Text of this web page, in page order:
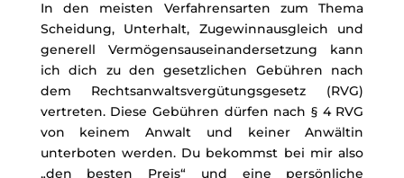
In den meisten Verfahrensarten zum Thema
Scheidung, Unterhalt, Zugewinnausgleich und
generell Vermögensauseinandersetzung kann
ich dich zu den gesetzlichen Gebühren nach
dem Rechtsanwaltsvergütungsgesetz (RVG)
vertreten. Diese Gebühren dürfen nach § 4 RVG
von keinem Anwalt und keiner Anwältin
unterboten werden. Du bekommst bei mir also
„den besten Preis“ und eine persönliche